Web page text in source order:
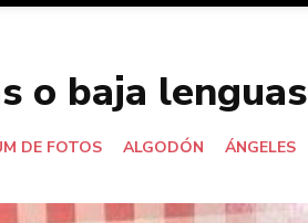
o baja lenguas
DE FOTOS ALGODÓN ÁNGELES